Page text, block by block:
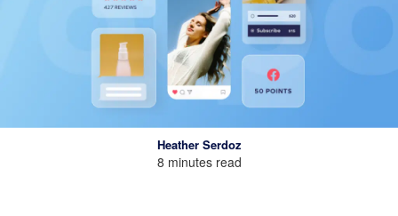
Heather Serdoz
8 minutes read